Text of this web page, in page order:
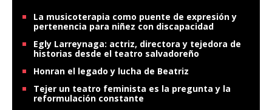
La musicoterapia como puente de expresión y
pertenencia para niñez con discapacidad
Egly Larreynaga: actriz, directora y tejedora de
historias desde el teatro salvadoreño
Honran el legado y lucha de Beatriz
Tejer un teatro feminista es la pregunta y la
reformulación constante